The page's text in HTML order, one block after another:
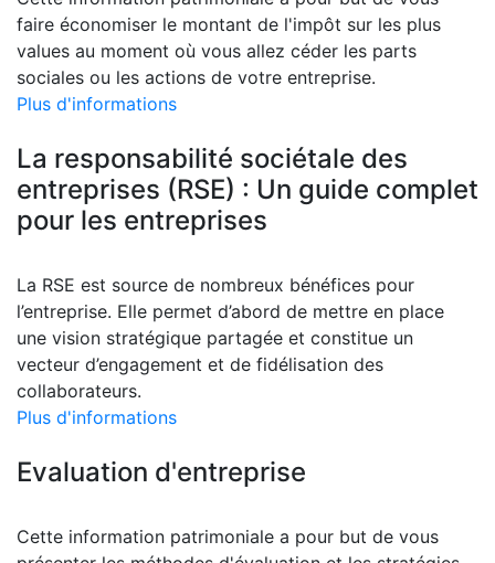
faire économiser le montant de l'impôt sur les plus
values au moment où vous allez céder les parts
sociales ou les actions de votre entreprise.
Plus d'informations
La responsabilité sociétale des
entreprises (RSE) : Un guide complet
pour les entreprises
La RSE est source de nombreux bénéfices pour
l’entreprise. Elle permet d’abord de mettre en place
une vision stratégique partagée et constitue un
vecteur d’engagement et de fidélisation des
collaborateurs.
Plus d'informations
Evaluation d'entreprise
Cette information patrimoniale a pour but de vous